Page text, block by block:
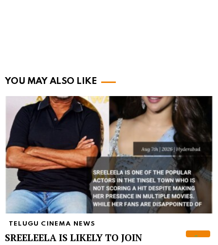
YOU MAY ALSO LIKE
TELUGU CINEMA NEWS
SREELEELA IS LIKELY TO JOIN